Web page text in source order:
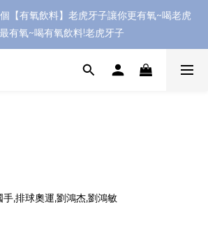
【有氧飲料】老虎牙子讓你更有氧~喝老虎
有氧~喝有氧飲料!老虎牙子